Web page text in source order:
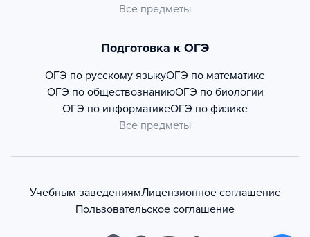
Все предметы
Подготовка к ОГЭ
ОГЭ по русскому языкуОГЭ по математике
ОГЭ по обществознаниюОГЭ по биологии
ОГЭ по информатикеОГЭ по физике
Все предметы
Учебным заведениямЛицензионное соглашение
Пользовательское соглашение